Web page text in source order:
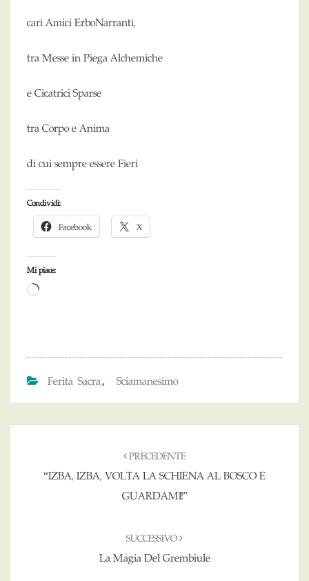
cari Amici ErboNarranti,
tra Messe in Piega Alchemiche
e Cicatrici Sparse
tra Corpo e Anima
di cui sempre essere Fieri
Condividi:
Facebook X
Mi piace:
Caricamento
Ferita Sacra, Sciamanesimo
PRECEDENTE
“IZBA, IZBA, VOLTA LA SCHIENA AL BOSCO E
GUARDAMI!”
SUCCESSIVO
La Magia Del Grembiule